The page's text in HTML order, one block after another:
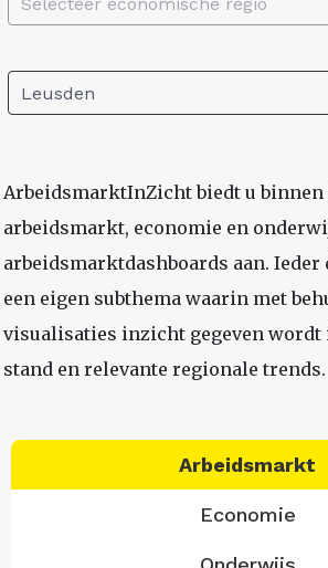
Leusden
ArbeidsmarktInZicht biedt u binnen
arbeidsmarkt, economie en
arbeidsmarktdashboards aan. Ieder
een eigen subthema waarin met
visualisaties inzicht gegeven wordt
stand en relevante regionale trends.
Arbeidsmarkt
Economie